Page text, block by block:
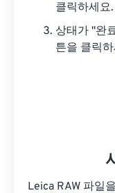
클릭하세요.
상태가 "완
튼을 클릭
Leica RAW 파일